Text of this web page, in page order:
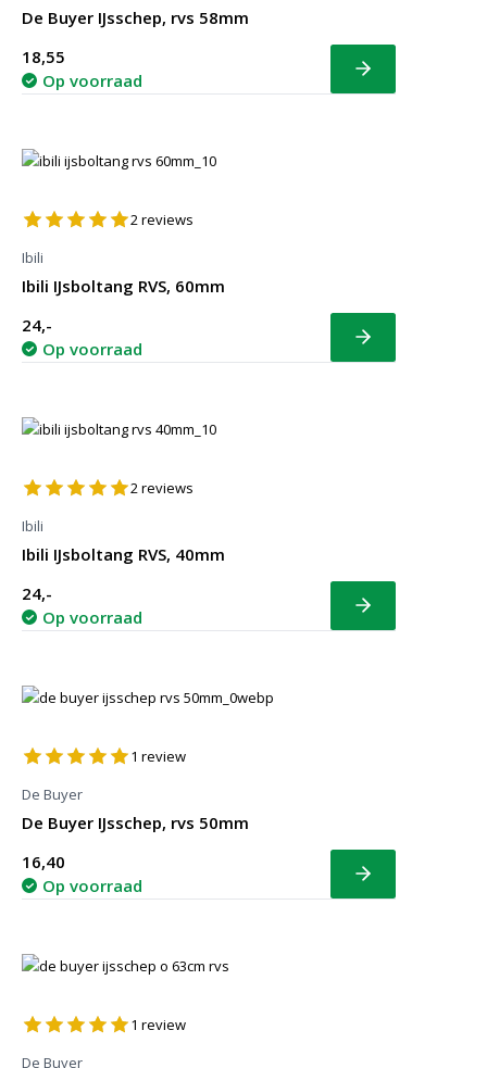
De Buyer IJsschep, rvs 58mm
18,55
Op voorraad
Bekijk
2reviews
Ibili
Ibili IJsboltang RVS, 60mm
24,-
Op voorraad
Bekijk
2reviews
Ibili
Ibili IJsboltang RVS, 40mm
24,-
Op voorraad
Bekijk
1 review
De Buyer
De Buyer IJsschep, rvs 50mm
16,40
Op voorraad
Bekijk
1 review
De Buyer